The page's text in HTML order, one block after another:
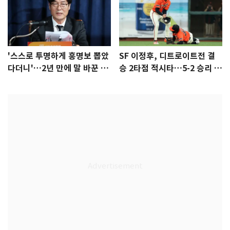
'스스로 투명하게 홍명보 뽑았
다더니'…2년 만에 말 바꾼 이
SF 이정후, 디트로이트전 결
승 2타점 적시타…5-2 승리 견